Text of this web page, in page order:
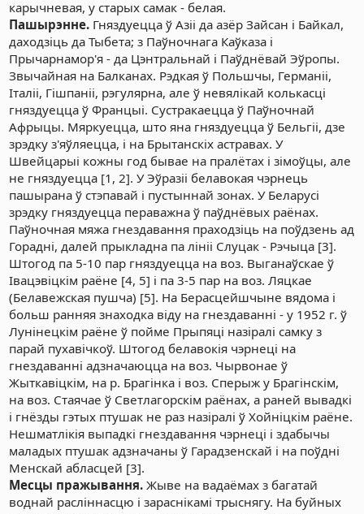
карычневая, у старых самак - белая.
Пашырэнне.Гняздуецца ў Азіі да азёр Зайсан і Байкал,
даходзіць да Тыбета; з Паўночнага Каўказа і
Прычарнамор'я - да Цэнтральнай і Паўднёвай Эўропы.
Звычайная на Балканах. Рэдкая ў Польшчы, Германіі,
Італіі, Гішпаніі, рэгулярна, але ў невялікай колькасці
гняздуецца ў Францыі. Сустракаецца ў Паўночнай
Афрыцы. Мяркуецца, што яна гняздуецца ў Бельгіі, дзе
зрэдку з'яўляецца, і на Брытанскіх астравах. У
Швейцарыі кожны год бывае на пралётах і зімоўцы, але
не гняздуецца [1, 2]. У Эўразіі белавокая чэрнець
пашырана ў стэпавай і пустыннай зонах. У Беларусі
зрэдку гняздуецца пераважна ў паўднёвых раёнах.
Паўночная мяжа гнездавання праходзіць на поўдзень ад
Горадні, далей прыкладна па лініі Слуцак - Рэчыца [3].
Штогод па 5-10 пар гняздуецца на воз. Выганаўскае ў
Івацэвіцкім раёне [4, 5] і па 3-5 пар на воз. Ляцкае
(Белавежская пушча) [5]. На Берасцейшчыне вядома і
больш ранняя знаходка віду на гнездаванні - у 1952 г. ў
Лунінецкім раёне ў пойме Прыпяці назіралі самку з
парай пухавічкоў. Штогод белавокія чэрнеці на
гнездаванні адзначаюцца на воз. Чырвонае ў
Жыткавіцкім, на р. Брагінка і воз. Сперыж у Брагінскім,
на воз. Стаячае ў Светлагорскім раёнах, а раней вывадкі
і гнёзды гэтых птушак не раз назіралі ў Хойніцкім раёне.
Нешматлікія выпадкі гнездавання чэрнеці і здабычы
маладых птушак адзначаны ў Гарадзенскай і на поўдні
Менскай абласцей [3].
Месцы пражывання.Жыве на вадаёмах з багатай
воднай расліннасцю і зараснікамі трыснягу. На буйных